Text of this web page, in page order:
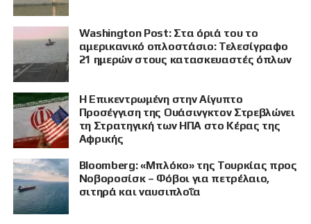
ΠΡΟΒΟΛΗ
Washington Post: Στα όριά του το
αμερικανικό οπλοστάσιο: Τελεσίγραφο
21 ημερών στους κατασκευαστές όπλων
Η Επικεντρωμένη στην Αίγυπτο
Προσέγγιση της Ουάσινγκτον Στρεβλώνει
τη Στρατηγική των ΗΠΑ στο Κέρας της
Αφρικής
Bloomberg: «Μπλόκο» της Τουρκίας προς
Νοβοροσίσκ – Φόβοι για πετρέλαιο,
σιτηρά και ναυσιπλοΐα